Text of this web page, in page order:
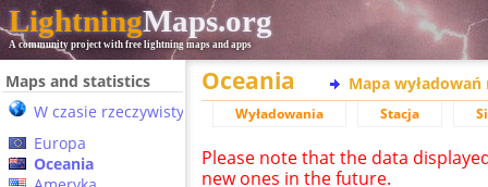
LightningMaps.org
A community project with free lightning maps and apps
Maps and statistics
W czasie rzeczywistym
Europa
Oceania
Oceania Mapa wyładowań
Wyładowania Stacja
Please note that the data
new ones in the future.